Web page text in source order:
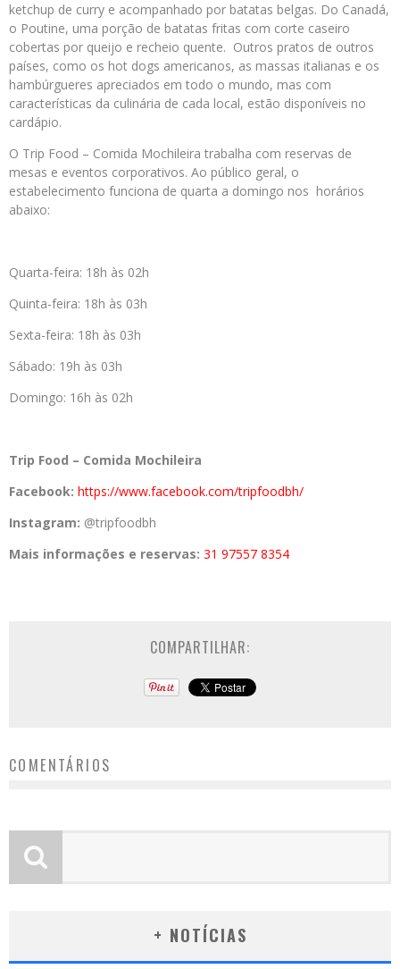
ketchup de curry e acompanhado por batatas belgas. Do Canadá,
o Poutine, uma porção de batatas fritas com corte caseiro
cobertas por queijo e recheio quente. Outros pratos de outros
países, como os hot dogs americanos, as massas italianas e os
hambúrgueres apreciados em todo o mundo, mas com
características da culinária de cada local, estão disponíveis no
cardápio.
O Trip Food – Comida Mochileira trabalha com reservas de
mesas e eventos corporativos. Ao público geral, o
estabelecimento funciona de quarta a domingo nos horários
abaixo:
Quarta-feira: 18h às 02h
Quinta-feira: 18h às 03h
Sexta-feira: 18h às 03h
Sábado: 19h às 03h
Domingo: 16h às 02h
Trip Food – Comida Mochileira
Facebook: https://www.facebook.com/tripfoodbh/
Instagram: @tripfoodbh
Mais informações e reservas: 31 97557 8354
COMPARTILHAR:
COMENTÁRIOS
+ NOTÍCIAS